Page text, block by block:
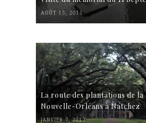
AOÛT 15, 2015
La route des plantations de la
Nouvelle-Orléans à Natchez
JANVIER 7, 2017